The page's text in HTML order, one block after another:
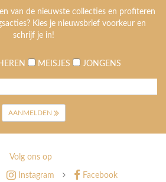
van de nieuwste collecties en profiteren
Kies je nieuwsbrief voorkeur en
schrijf je in!
MEISJES JONGENS
AANMELDEN
Volg ons op
Instagram Facebook